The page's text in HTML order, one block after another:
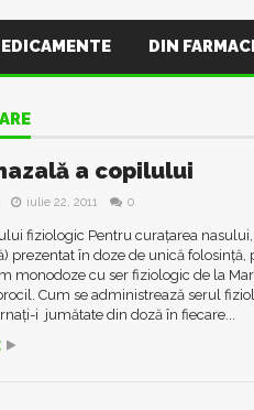
DIN
a copilului
iulie 22, 2011 0
fiziologic Pentru curațarea
prezentat în doze de unică folosință,
monodoze cu ser fiziologic de la
Cum se administrează serul
i jumătate din doză în fiecare...